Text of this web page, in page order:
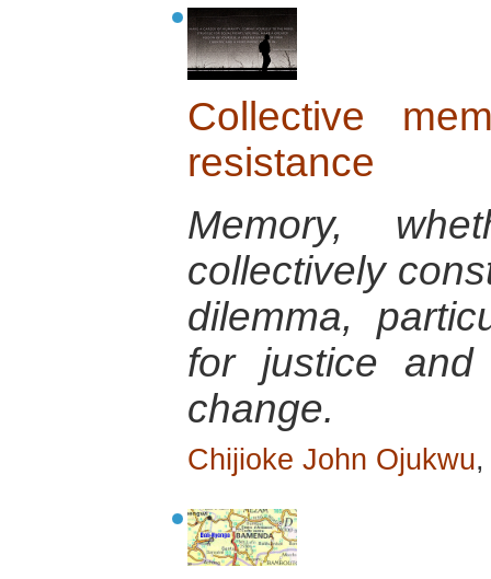
Collective
resistance
Memory,
collectively
dilemma,
for justice
change.
Chijioke John Ojukwu